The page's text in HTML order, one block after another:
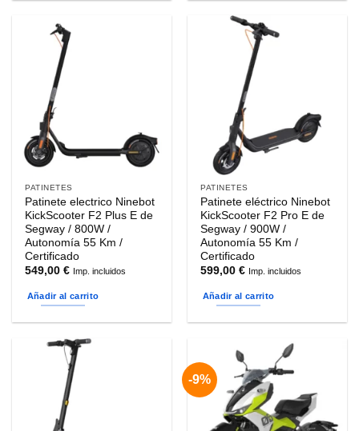
PATINETES
Patinete electrico Ninebot
KickScooter F2 Plus E de
Segway / 800W /
Autonomía 55 Km /
Certificado
549,00€ Imp. incluidos
Añadir al carrito
PATINETES
Patinete eléctrico Ninebot
KickScooter F2 Pro E de
Segway / 900W /
Autonomía 55 Km /
Certificado
599,00€ Imp. incluidos
Añadir al carrito
-9%